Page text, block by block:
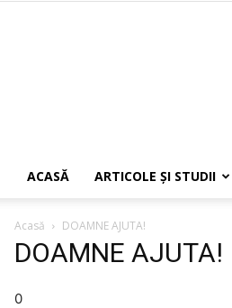
ACASĂ ARTICOLE ŞI STUDII
Acasă DOAMNE AJUTA!
DOAMNE AJUTA!
0